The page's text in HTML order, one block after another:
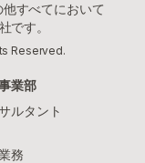
すべてにおいて
です。
Reserved.
業部
ルタント
務